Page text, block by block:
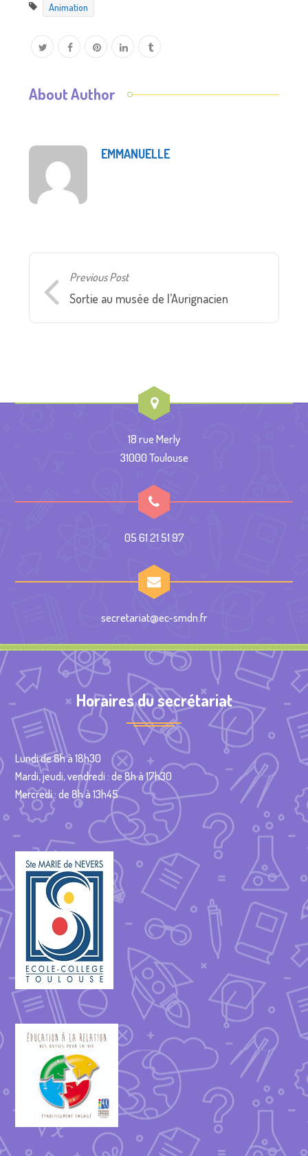
Animation
About Author
EMMANUELLE
Previous Post
Sortie au musée de l’Aurignacien
18 rue Merly
31000 Toulouse
05 61 21 51 97
secretariat@ec-smdn.fr
Horaires du secrétariat
Lundi de 8h à 18h30
Mardi, jeudi, vendredi : de 8h à 17h30
Mercredi : de 8h à 13h45